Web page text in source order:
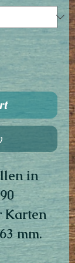
in
Karten
mm.